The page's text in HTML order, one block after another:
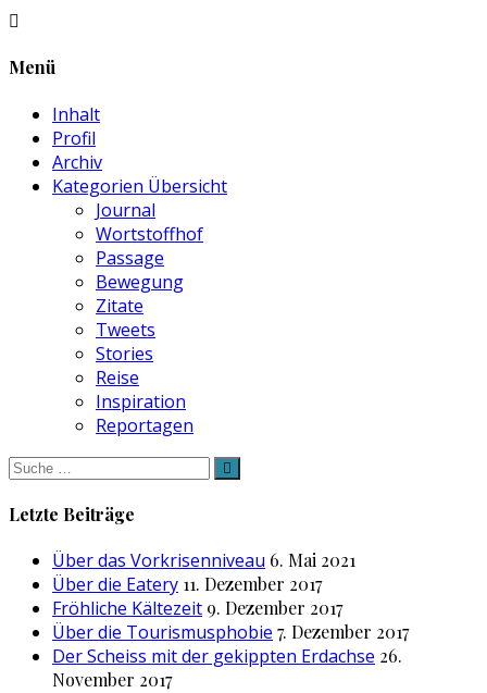
Menü
Inhalt
Profil
Archiv
Kategorien Übersicht
Journal
Wortstoffhof
Passage
Bewegung
Zitate
Tweets
Stories
Reise
Inspiration
Reportagen
Suche
nach:
Letzte Beiträge
Über das Vorkrisenniveau 6. Mai 2021
Über die Eatery 11. Dezember 2017
Fröhliche Kältezeit 9. Dezember 2017
Über die Tourismusphobie 7. Dezember 2017
Der Scheiss mit der gekippten Erdachse 26.
November 2017